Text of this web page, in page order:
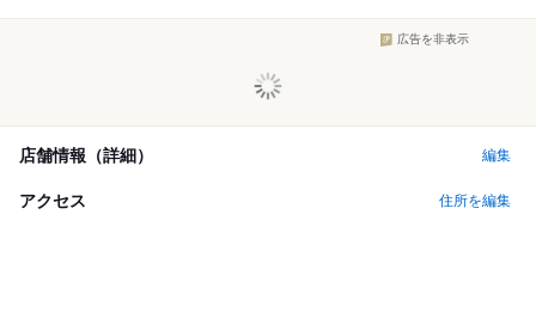
広告を非表示
店舗情報（詳細） 編集
アクセス 住所を編集